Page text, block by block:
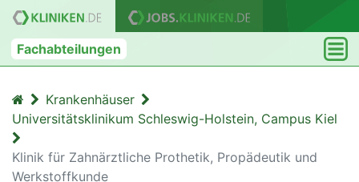
Fachabteilungen
Krankenhäuser
Universitätsklinikum Schleswig-Holstein, Campus Kiel
Klinik für Zahnärztliche Prothetik, Propädeutik und
Werkstoffkunde